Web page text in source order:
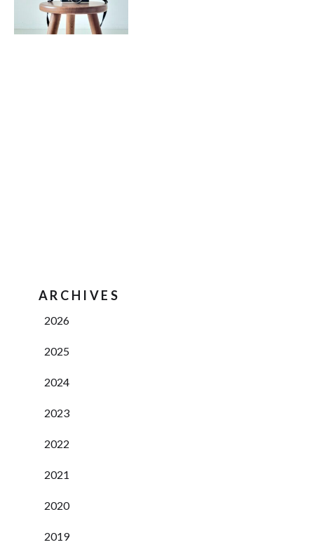
ARCHIVES
2026
2025
2024
2023
2022
2021
2020
2019